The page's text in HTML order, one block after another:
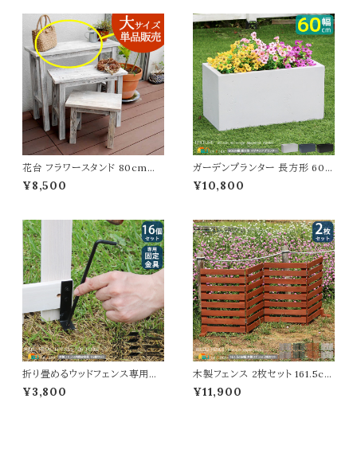
シカル 庭のテーブル ベランダ テ
ラス アウトドアテーブル バルコニ
ー 庭 幅123.5cm 奥行62.5cm
高さ74.5cm 机
植え台 植木鉢台 フラワースタン
ド フラワーラック 通気性 排水性
耐久性 湿気対策 幅60cm 奥行
25cm 高さ35.5cm
花台 フラワースタンド 80cm幅
大サイズ 1台単品 ホワイト 白 鉢
植え台 植木鉢台 幅80cm 奥行
ド スリム おしゃれ おすすめ 北
欧 プランターラック 鉢植えラック
植木鉢ラック 春 夏 秋 冬 天然
木 ウッドラック
¥8,500
ガーデンプランター 長方形 60c
m幅 グレー ブラック ホワイト 灰
色 黒 白 長方形 幅60cm 奥行
風 石調 植木鉢 鉢植え 長方形
プランター 庭のプランター 水抜
き穴付き マグネシアセメント 菜
園 庭園 花壇 ベランダ
¥10,800
折り畳めるウッドフェンス専用固
定金具 16個セット 専用固定金
具 ウッドフェンス用金具 ペグ フ
¥3,800
木製フェンス 2枚セット 161.5cm
幅 ボーダーフェンス ライトブラウ
ン ホワイト ダークグリーン グレー
¥11,900